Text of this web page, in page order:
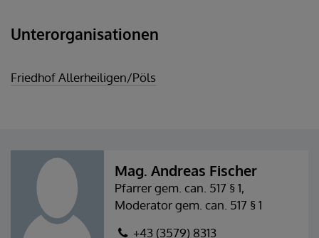
Unterorganisationen
Friedhof Allerheiligen/Pöls
Mag. Andreas Fischer
Pfarrer gem. can. 517 § 1,
Moderator gem. can. 517 § 1
+43 (3579) 8313